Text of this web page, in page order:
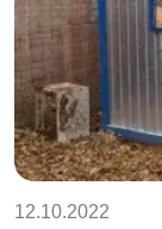
12.10.2022